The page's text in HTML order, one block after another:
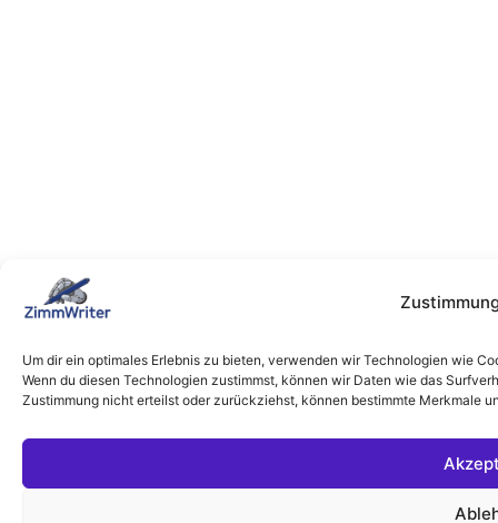
Um dir ein optimales Erlebnis zu bieten, verwenden wir Technologien wie
Wenn du diesen Technologien zustimmst, können wir Daten wie das
Zustimmung nicht erteilst oder zurückziehst, können bestimmte Merkmale